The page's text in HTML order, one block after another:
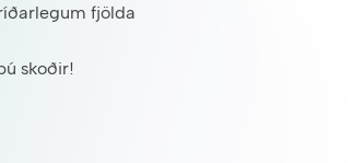
fjölda
skoðir!